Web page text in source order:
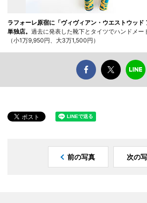
ラフォーレ原宿に「ヴィヴィアン・ウエストウッド
単独店。 過去に発表した靴下とタイツでハンドメー
（小1万9,950円、大3万1,500円）
前の写真 次の